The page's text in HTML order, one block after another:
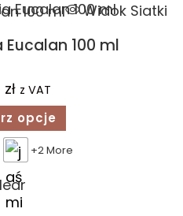
Widok Siatki
Eucalan 100 ml
zł z VAT
opcje
+2 More